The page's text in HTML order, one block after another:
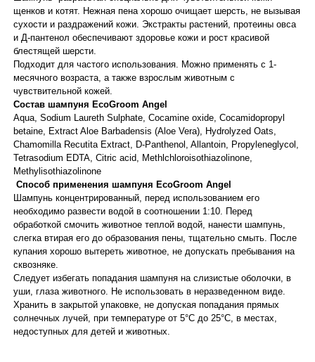
щенков и котят. Нежная пена хорошо очищает шерсть, не вызывая
сухости и раздражений кожи. Экстракты растений, протеины овса
и Д-пантенол обеспечивают здоровье кожи и рост красивой
блестящей шерсти.
Подходит для частого использования. Можно применять с 1-
месячного возраста, а также взрослым животным с
чувствительной кожей.
Состав шампуня EcoGroom Angel
Aqua, Sodium Laureth Sulphate, Cocamine oxide, Cocamidopropyl
betaine, Extract Aloe Barbadensis (Aloe Vera), Hydrolyzed Oats,
Chamomilla Recutita Extract, D-Panthenol, Allantoin, Propyleneglycol,
Tetrasodium EDTA, Citric acid, Methlchloroisothiazolinone,
Methylisothiazolinone
Способ применения шампуня EcoGroom Angel
Шампунь концентрированный, перед использованием его
необходимо развести водой в соотношении 1:10. Перед
обработкой смочить животное теплой водой, нанести шампунь,
слегка втирая его до образования пены, тщательно смыть. После
купания хорошо вытереть животное, не допускать пребывания на
сквозняке.
Следует избегать попадания шампуня на слизистые оболочки, в
уши, глаза животного. Не использовать в неразведенном виде.
Хранить в закрытой упаковке, не допуская попадания прямых
солнечных лучей, при температуре от 5°C до 25°C, в местах,
недоступных для детей и животных.